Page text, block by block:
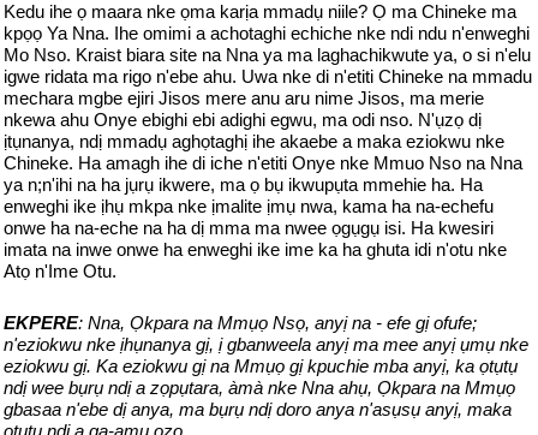
Kedu ihe ọ maara nke ọma karịa mmadụ niile? Ọ ma Chineke ma
kpọọ Ya Nna. Ihe omimi a achotaghi echiche nke ndi ndu n'enweghi
Mo Nso. Kraist biara site na Nna ya ma laghachikwute ya, o si n'elu
igwe ridata ma rigo n'ebe ahu. Uwa nke di n'etiti Chineke na mmadu
mechara mgbe ejiri Jisos mere anu aru nime Jisos, ma merie
nkewa ahu Onye ebighi ebi adighi egwu, ma odi nso. N'ụzọ dị
ịtụnanya, ndị mmadụ aghọtaghị ihe akaebe a maka eziokwu nke
Chineke. Ha amagh ihe di iche n'etiti Onye nke Mmuo Nso na Nna
ya n;n'ihi na ha jụrụ ikwere, ma ọ bụ ikwupụta mmehie ha. Ha
enweghi ike ịhụ mkpa nke ịmalite ịmụ nwa, kama ha na-echefu
onwe ha na-eche na ha dị mma ma nwee ọgụgụ isi. Ha kwesiri
imata na inwe onwe ha enweghi ike ime ka ha ghuta idi n'otu nke
Atọ n'Ime Otu.
EKPERE: Nna, Ọkpara na Mmụọ Nsọ, anyị na - efe gị ofufe;
n'eziokwu nke ịhụnanya gị, ị gbanweela anyị ma mee anyị ụmụ nke
eziokwu gị. Ka eziokwu gị na Mmụọ gị kpuchie mba anyị, ka ọtụtụ
ndị wee bụrụ ndị a zọpụtara, àmà nke Nna ahụ, Ọkpara na Mmụọ
gbasaa n'ebe dị anya, ma bụrụ ndị doro anya n'asụsụ anyị, maka
ọtụtụ ndị a ga-amụ ọzọ.